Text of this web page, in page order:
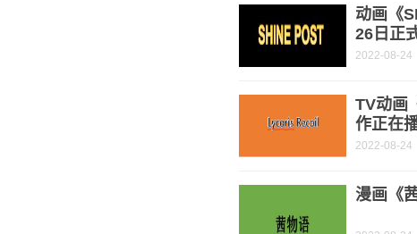
动画《
26日正
2022-08-24
TV动画
作正在
2022-08-24
漫画《